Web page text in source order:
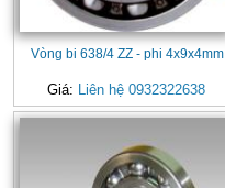
Vòng bi 638/4 ZZ - phi 4x9x4mm
Giá: Liên hệ 0932322638